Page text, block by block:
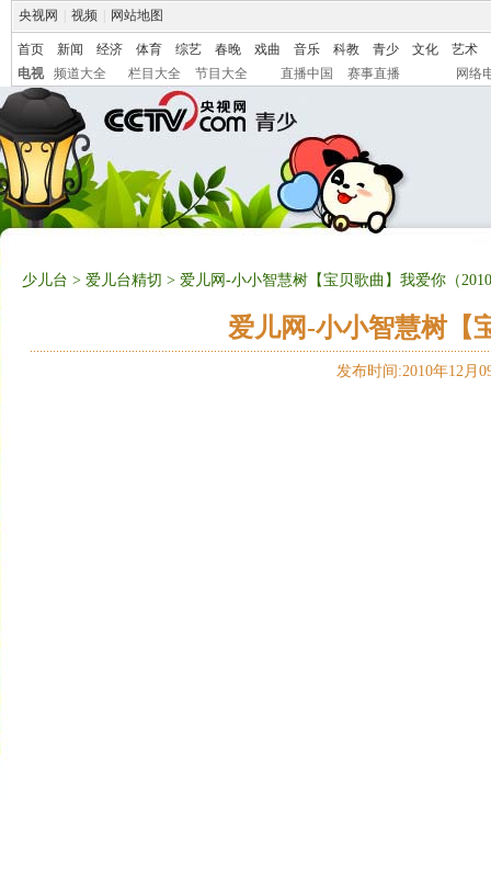
央视网 视频 网站地图
首页 新闻 经济 体育 综艺 春晚 戏曲 音乐 科教 青少 文化
艺术
电视
频道大全 栏目大全 节目大全 直播中国 赛事直播 网络
少儿台 > 爱儿台精切 > 爱儿网-小小智慧树【宝贝歌曲】我爱你（
爱儿网-小小智慧树【
发布时间:2010年12月